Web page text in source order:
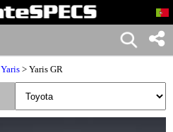
Yaris > Yaris GR